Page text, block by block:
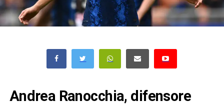
Andrea Ranocchia, difensore